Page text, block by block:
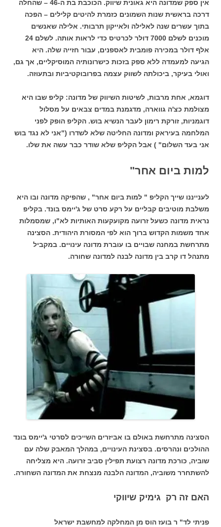
אין ספק שמדונה היא גאונית שיווק. הכוכבת בת ה-46 – שהחלה
דרכה בראשית שנות השמונים כזמרת להיטים קלילים – הפכה
בתוך עשרים שנה לאלילה ולאייקון תרבותי. אלילה שאנשים
מוכנים לשלם 7000 דולר לכרטיס כדי לראות אותה. לשלם 24
אלף דולר במכירה פומבית לאספנים, עבור חזייה שלה. היא
הגיעה למעמדה ללא ספק בזכות כישרונותיה המוסיקליים, אך גם,
ואולי בעיקר, ביכולתה לשווק עצמה בפרובוקטיביות ובתעוזה.
דוגמא, אחת מרבות, לשיטות השיווק של מדונה: קליפ שבו היא
מצולמת כצ'ה גווארה, מדגמנת במדים צבאים על מסלול
דוגמניות, זורקת רימון לעבר הנשיא בוש. הקליפ הופק לפני
המלחמה בעיראק ומדונה החליטה שלא לשדרו ("אני לא נגד בוש
אני בעד השלום" ) אבל הקליפ שלא שודר כבר עשה את שלו.
למות ביום אחר"
לענייננו שייך הקליפ " למות ביום אחר" , שהפיקה מדונה ובו היא
משלבת מוטיבים קבליים על רקע סרט של ג'יימס בונד. בקליפ
נראית מדונה כשעל זרועה מקועקעות האותיות לא"ו, שמסמלות
אחד משמות הקדוש ברוך הוא לפי המסורת היהודית. הסצינה
מתרחשת במחנה שבויים בו עוברת מדונה עינויים. במקביל
מתנהל דו קרב בין מדונה לבנה למדונה שחורה.
הסצינה מתרחשת באולם בו אביזרים השייכים לסרטי ג'יימס בונד
ההולכים ונהרסים. בסצינת העינויים, במהלך המאבק שלה עם
שוביה, כורכת מדונה רצועת תפילין סביב זרועה. היא מצליחה
להשתחרר משוביה, המדונה הלבנה מנצחת את המדונה השחורה.
האם זה רק גימיק שיווקי
פניתי לד" ר בועז הוס מן המחלקה למחשבת ישראל